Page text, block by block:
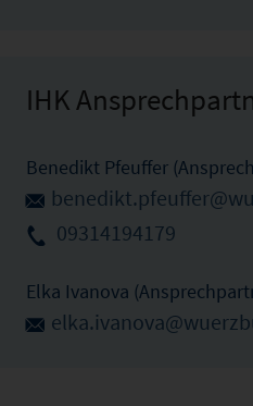
IHK
Benedikt Pfeuffer
09314194179
Elka Ivanova